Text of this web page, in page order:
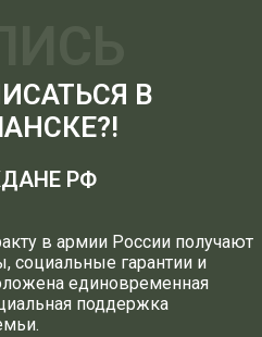
В
РФ
в армии России получают
социальные гарантии и
единовременная
поддержка